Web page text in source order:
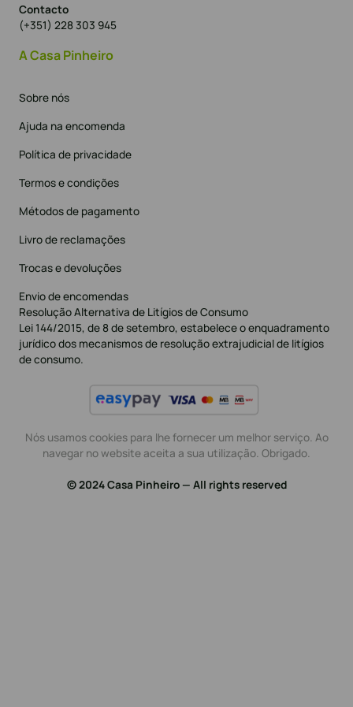
Contacto
(+351) 228 303 945
A Casa Pinheiro
Sobre nós
Ajuda na encomenda
Política de privacidade
Termos e condições
Métodos de pagamento
Livro de reclamações
Trocas e devoluções
Envio de encomendas
Resolução Alternativa de Litígios de Consumo
Lei 144/2015, de 8 de setembro, estabelece o enquadramento
jurídico dos mecanismos de resolução extrajudicial de litígios
de consumo.
Nós usamos cookies para lhe fornecer um melhor serviço. Ao
navegar no website aceita a sua utilização. Obrigado.
© 2024 Casa Pinheiro — All rights reserved